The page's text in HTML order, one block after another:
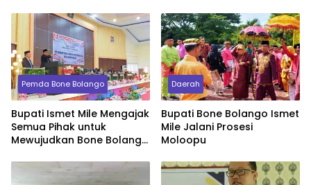
bagi Seorang Pimpinan
Akad Nikah
Pemda Bone Bolango
Bupati Ismet Mile Mengajak
Semua Pihak untuk
Mewujudkan Bone Bolango
Daerah
Bupati Bone Bolango Ismet
Mile Jalani Prosesi
Moloopu